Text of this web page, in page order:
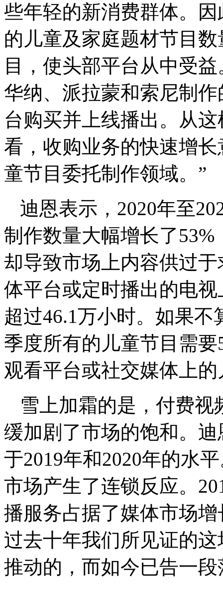
些年轻的新消费群体。
的儿童及家庭题材节目
目，使头部平台从中受
华纳、派拉蒙和索尼制
台购买并上线播出。从
看，收购业务的快速增
童节目委托制作领域。”
迪恩表示，2020年至
制作数量大幅增长了
却导致市场上内容供过
体平台或定时播出的电
超过46.1万小时。如果
季度所有的儿童节目需
观看平台或社交媒体上
雪上加霜的是，付费视
缓加剧了市场的饱和。
于2019年和2020年的水
市场产生了连锁反应。
播服务占据了媒体市场
过去十年我们所见证的
推动的，而如今已告一段